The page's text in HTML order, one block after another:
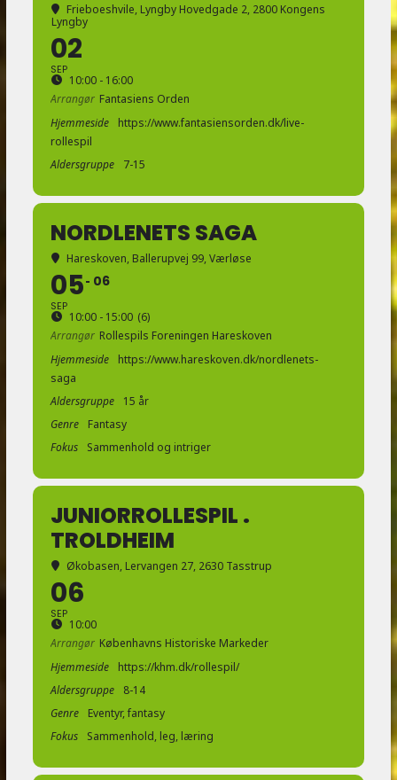
Frieboeshvile, Lyngby Hovedgade 2, 2800 Kongens
Lyngby
02
SEP
10:00 - 16:00
Arrangør Fantasiens Orden
Hjemmeside
https://www.fantasiensorden.dk/live-
rollespil
Aldersgruppe
7-15
NORDLENETS SAGA
Hareskoven, Ballerupvej 99, Værløse
05
SEP
06
10:00 - 15:00 (6)
Arrangør Rollespils Foreningen Hareskoven
Hjemmeside
https://www.hareskoven.dk/nordlenets-
saga
Aldersgruppe
15 år
Genre
Fantasy
Fokus
Sammenhold og intriger
JUNIORROLLESPIL .
TROLDHEIM
Økobasen, Lervangen 27, 2630 Tasstrup
06
SEP
10:00
Arrangør Københavns Historiske Markeder
Hjemmeside
https://khm.dk/rollespil/
Aldersgruppe
8-14
Genre
Eventyr, fantasy
Fokus
Sammenhold, leg, læring